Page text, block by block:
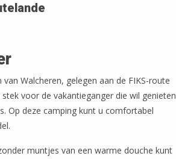
Walcheren, gelegen aan de FIKS-route
voor de vakantieganger die wil genieten
Op deze camping kunt u comfortabel
muntjes van een warme douche kunt